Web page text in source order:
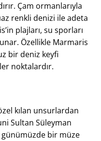
Çam ormanlarıyla
renkli denizi ile adeta
plajları, su sporları
Özellikle Marmaris
bir deniz keyfi
noktalardır.
kılan unsurlardan
Sultan Süleyman
bir müze